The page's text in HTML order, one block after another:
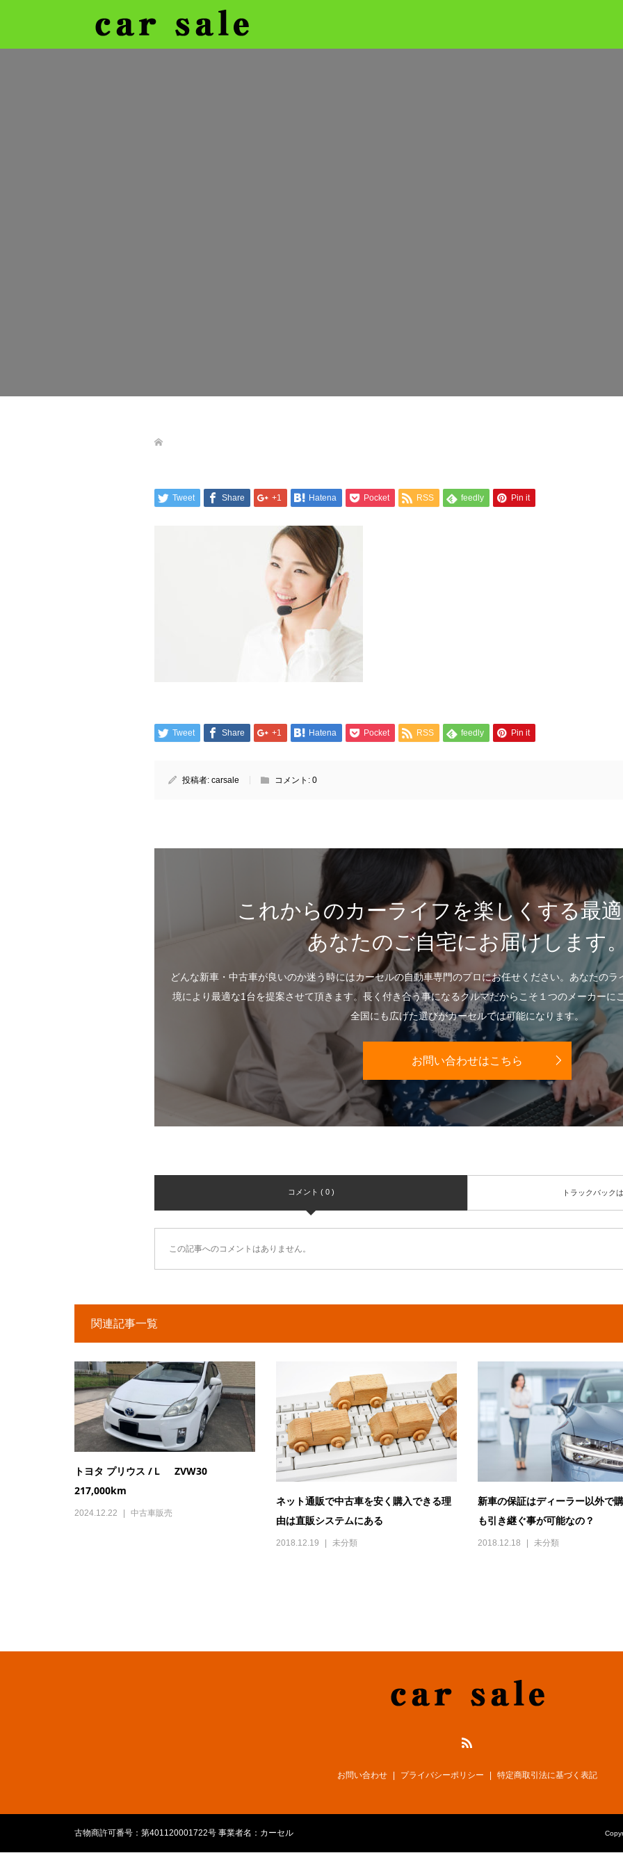
Tweet Share +1 Hatena Pocket RSS feedly Pin it
Tweet Share +1 Hatena Pocket RSS feedly Pin it
投稿者: carsale コメント: 0
これからのカーライフを楽しくする最
あなたのご自宅にお届けします
どんな新車・中古車が良いのか迷う時にはカーセルの自動車専門のプロにお任せください。あなたの
境により最適な1台を提案させて頂きます。長く付き合う事になるクルマだからこそ１つのメーカーに
全国にも広げた選びがカーセルでは可能になります。
お問い合わせはこちら
コメント ( 0 ) トラックバック
この記事へのコメントはありません。
関連記事一覧
トヨタ プリウス /Ｌ ZVW30
217,000km
2024.12.22 中古車販売
ネット通販で中古車を安く購入できる理
由は直販システムにある
2018.12.19 未分類
新車の保証はディーラー以外で
も引き継ぐ事が可能なの？
2018.12.18 未分類
お問い合わせ プライバシーポリシー 特定商取引法に基づく表記
古物商許可番号：第401120001722号 事業者名：カーセル